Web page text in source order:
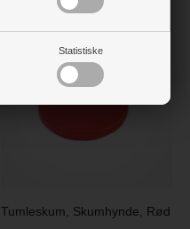
Statistiske
Tumleskum, Skumhynde, Rød